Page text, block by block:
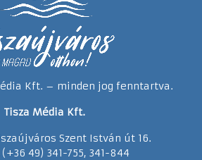
Kft. – minden jog fenntartva.
Tisza Média Kft.
Szent István út 16.
49) 341-755, 341-844